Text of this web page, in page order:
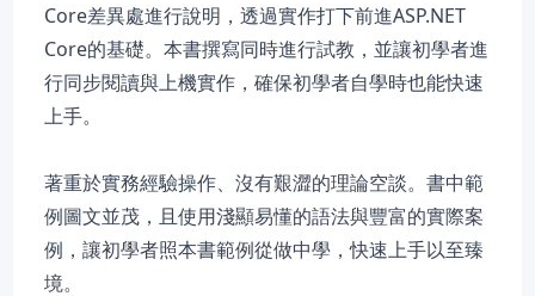
Core差異處進行說明，透過實作打下前進ASP.NET
Core的基礎。本書撰寫同時進行試教，並讓初學者進
行同步閱讀與上機實作，確保初學者自學時也能快速
上手。
著重於實務經驗操作、沒有艱澀的理論空談。書中範
例圖文並茂，且使用淺顯易懂的語法與豐富的實際案
例，讓初學者照本書範例從做中學，快速上手以至臻
境。